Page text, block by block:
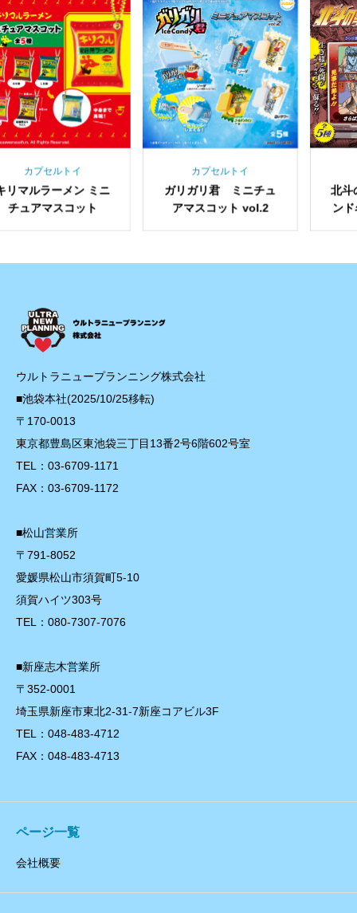
セルトイ
ーメン ミニ
マスコット
カプセルトイ
ガリガリ君 ミニチュ
アマスコット vol.2
北斗の拳
ンド名場
ウルトラニュープランニング株式会社
■池袋本社(2025/10/25移転)
〒170-0013
東京都豊島区東池袋三丁目13番2号6階602号室
TEL：03-6709-1171
FAX：03-6709-1172
■松山営業所
〒791-8052
愛媛県松山市須賀町5-10
須賀ハイツ303号
TEL：080-7307-7076
■新座志木営業所
〒352-0001
埼玉県新座市東北2-31-7新座コアビル3F
TEL：048-483-4712
FAX：048-483-4713
ページ一覧
会社概要